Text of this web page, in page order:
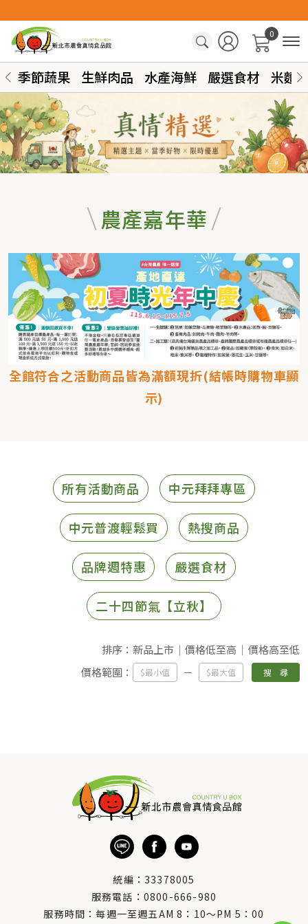
0
季節蔬果 生鮮肉品 水產海鮮 嚴選食材 米麵
農產嘉年華
全館符合之活動商品皆為滿額現折(結帳時購物車顯
示)
所有活動商品 中元拜拜專區
中元普渡輕鬆買 熱搜商品
品牌週特惠 嚴選食材
二十四節氣【立秋】
排序： 新品上市 價格低至高
價格高至低
價格範圍：
搜 尋
統編：33378005
服務電話： 0800-666-980
服務時間：每週一至週五AM 8：10～PM 5：00